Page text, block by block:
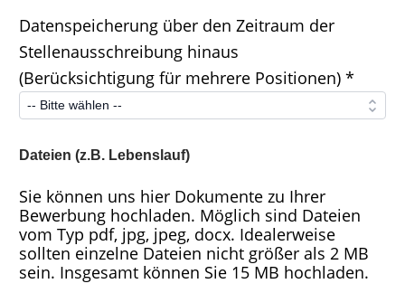
Datenspeicherung über den Zeitraum der
Stellenausschreibung hinaus
(Berücksichtigung für mehrere Positionen) *
Dateien (z.B. Lebenslauf)
Sie können uns hier Dokumente zu Ihrer
Bewerbung hochladen. Möglich sind Dateien
vom Typ pdf, jpg, jpeg, docx. Idealerweise
sollten einzelne Dateien nicht größer als 2 MB
sein. Insgesamt können Sie 15 MB hochladen.